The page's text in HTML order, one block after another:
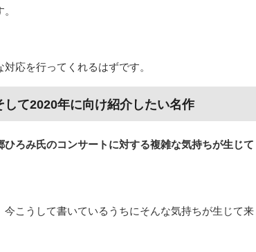
応を行ってくれるはずです。
て2020年に向け紹介したい名作
ひろみ氏のコンサートに対する複雑な気持ちが生じて
こうして書いているうちにそんな気持ちが生じて来